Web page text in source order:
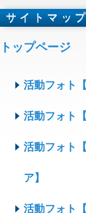
サイトマッ
トップページ
活動フォト【
活動フォト【
活動フォト
ア】
活動フォト